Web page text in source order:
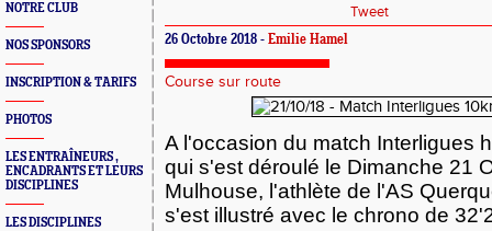
NOTRE CLUB
NOS SPONSORS
INSCRIPTION & TARIFS
PHOTOS
LES ENTRAÎNEURS ,
ENCADRANTS ET LEURS
DISCIPLINES
LES DISCIPLINES
Tweet
26 Octobre 2018 - Emilie Hamel
Course sur route
A l'occasion du match Interligues
qui s'est déroulé le Dimanche 21
Mulhouse, l'athlète de l'AS
s'est illustré avec le chrono de